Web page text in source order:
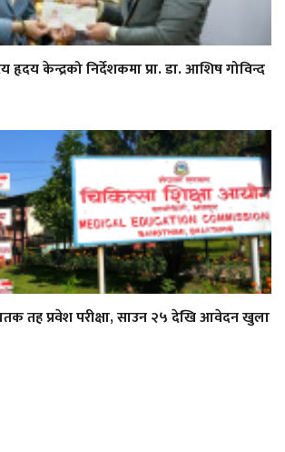
हृदय केन्द्रको निर्देशकमा प्रा. डा. आशिष गोविन्द
तह प्रवेश परीक्षा, साउन २५ देखि आवेदन खुला